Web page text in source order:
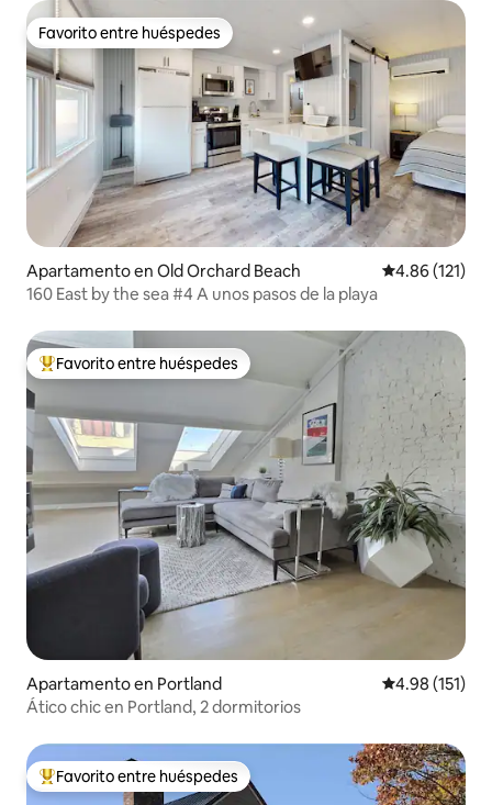
Favorito entre huéspedes
Favorito entre huéspedes
Apartamento en Old Orchard Beach Calificación
4.86 (121)
160 East by the sea #4 A unos pasos de la playa
Favorito entre huéspedes preferido
Favorito entre huéspedes
Apartamento en Portland Calificación
4.98 (151)
Ático chic en Portland, 2 dormitorios
Favorito entre huéspedes preferido
Favorito entre huéspedes